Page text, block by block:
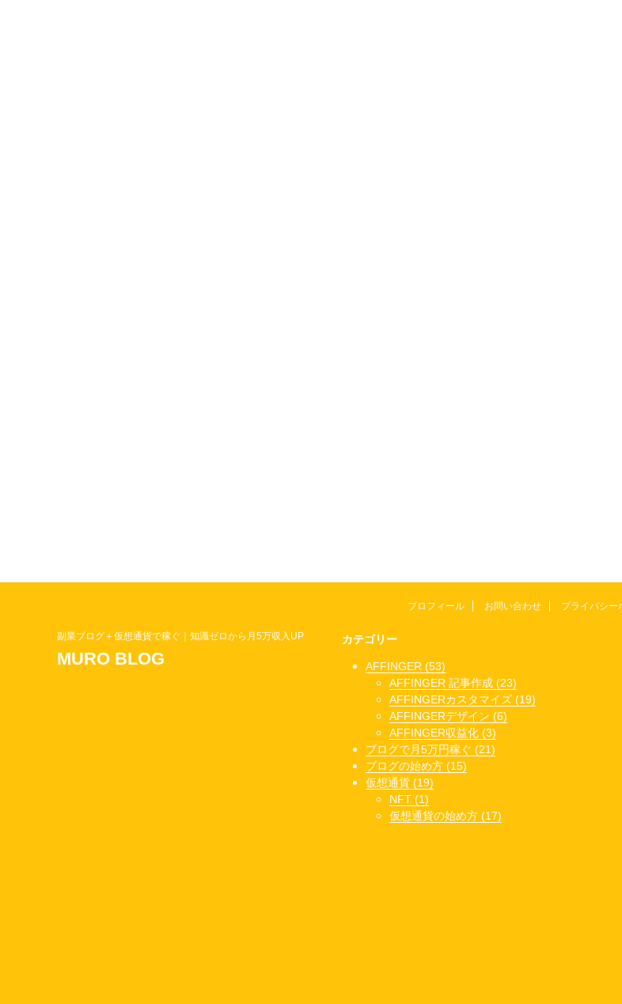
プロフィール お問い合わせ プライバシー
カテゴリー
AFFINGER (53)
AFFINGER 記事作成 (23)
AFFINGERカスタマイズ (19)
AFFINGERデザイン (6)
AFFINGER収益化 (3)
ブログで月5万円稼ぐ (21)
ブログの始め方 (15)
仮想通貨 (19)
NFT (1)
仮想通貨の始め方 (17)
副業ブログ＋仮想通貨で稼ぐ｜知識ゼロから月5万収入UP
MURO BLOG